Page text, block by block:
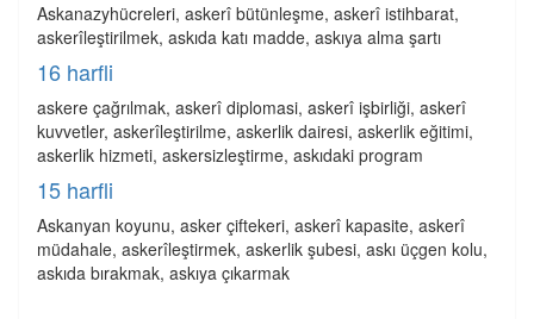
Askanazyhücreleri, askerî bütünleşme, askerî istihbarat,
askerîleştirilmek, askıda katı madde, askıya alma şartı
16 harfli
askere çağrılmak, askerî diplomasi, askerî işbirliği, askerî
kuvvetler, askerîleştirilme, askerlik dairesi, askerlik eğitimi,
askerlik hizmeti, askersizleştirme, askıdaki program
15 harfli
Askanyan koyunu, asker çiftekeri, askerî kapasite, askerî
müdahale, askerîleştirmek, askerlik şubesi, askı üçgen kolu,
askıda bırakmak, askıya çıkarmak